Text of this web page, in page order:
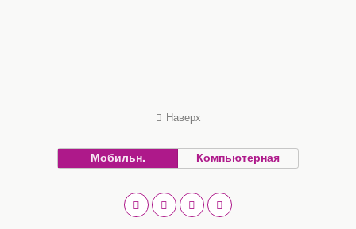
Наверх
Мобильн. Компьютерная